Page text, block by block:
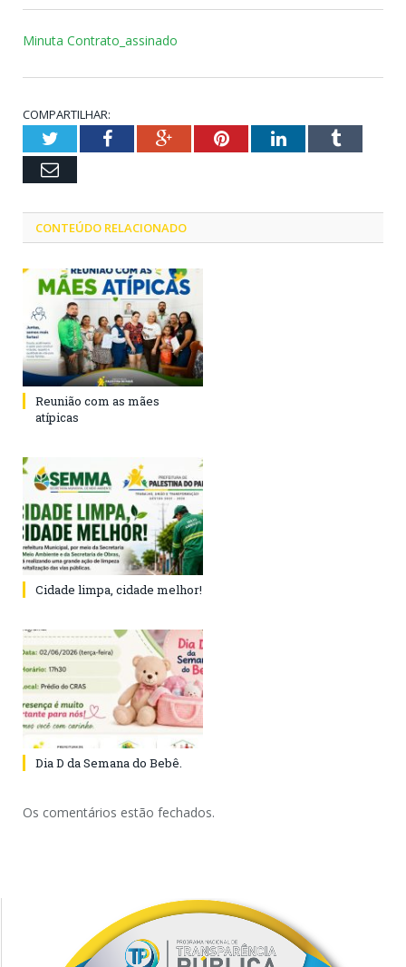
Minuta Contrato_assinado
COMPARTILHAR:
TwitterFacebookGoogle+PinterestLinkedInTumblr
Email
CONTEÚDO RELACIONADO
Reunião com as mães
atípicas
Cidade limpa, cidade melhor!
Dia D da Semana do Bebê.
Os comentários estão fechados.